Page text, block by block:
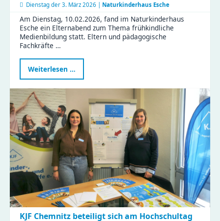
Dienstag der 3. März 2026 | Naturkinderhaus Esche
Am Dienstag, 10.02.2026, fand im Naturkinderhaus
Esche ein Elternabend zum Thema frühkindliche
Medienbildung statt. Eltern und pädagogische
Fachkräfte …
Weiterlesen …
zur
Naturkinderhaus
Esche
KJF Chemnitz beteiligt sich am Hochschultag